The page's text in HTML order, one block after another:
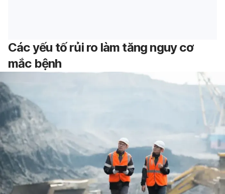
Các yếu tố rủi ro làm tăng nguy cơ
mắc bệnh